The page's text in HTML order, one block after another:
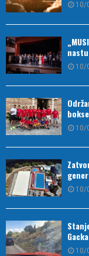
10/
10/
10/
10/
10/